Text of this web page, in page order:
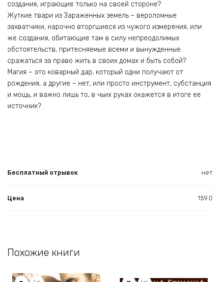
создания, играющие только на своей стороне?
Жуткие твари из Зараженных земель – вероломные
захватчики, нарочно вторгшиеся из чужого измерения, или
же создания, обитающие там в силу непреодолимых
обстоятельств, притесняемые всеми и вынужденные
сражаться за право жить в своих домах и быть собой?
Магия – это коварный дар, который одни получают от
рождения, а другие – нет, или просто инструмент, субстанция
и мощь, и важно лишь то, в чьих руках окажется в итоге ее
источник?
Бесплатный отрывок нет
Цена 159.0
Похожие книги